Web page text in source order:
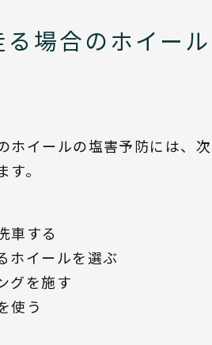
場合のホイール
ホイールの塩害予防には、次
。
車する
ホイールを選ぶ
グを施す
使う